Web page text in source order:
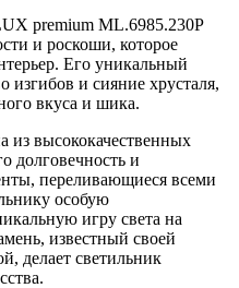
premium ML.6985.230P
и роскоши, которое
Его уникальный
изгибов и сияние хрусталя,
вкуса и шика.
из высококачественных
долговечность и
переливающиеся всеми
особую
игру света на
известный своей
делает светильник